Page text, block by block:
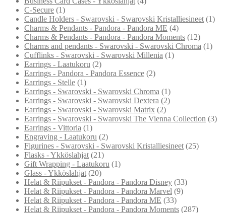
C-Secure (1)
Candle Holders - Swarovski - Swarovski Kristalliesineet (1)
Charms & Pendants - Pandora - Pandora ME (4)
Charms & Pendants - Pandora - Pandora Moments (12)
Charms and pendants - Swarovski - Swarovski Chroma (1)
Cufflinks - Swarovski - Swarovski Millenia (1)
Earrings - Laatukoru (2)
Earrings - Pandora - Pandora Essence (2)
Earrings - Stelle (1)
Earrings - Swarovski - Swarovski Chroma (1)
Earrings - Swarovski - Swarovski Dextera (2)
Earrings - Swarovski - Swarovski Matrix (2)
Earrings - Swarovski - Swarovski The Vienna Collection (3)
Earrings - Vittoria (1)
Engraving - Laatukoru (2)
Figurines - Swarovski - Swarovski Kristalliesineet (25)
Flasks - Ykköslahjat (21)
Gift Wrapping - Laatukoru (1)
Glass - Ykköslahjat (20)
Helat & Riipukset - Pandora - Pandora Disney (33)
Helat & Riipukset - Pandora - Pandora Marvel (9)
Helat & Riipukset - Pandora - Pandora ME (33)
Helat & Riipukset - Pandora - Pandora Moments (287)